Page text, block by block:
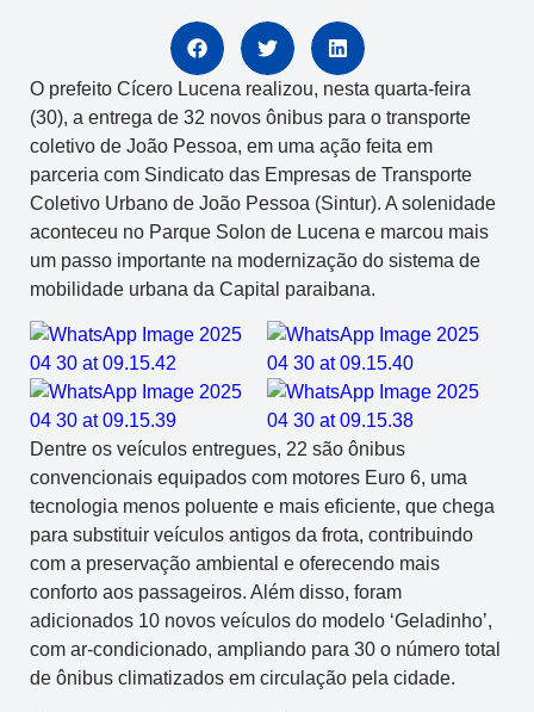
O prefeito Cícero Lucena realizou, nesta quarta-feira
(30), a entrega de 32 novos ônibus para o transporte
coletivo de João Pessoa, em uma ação feita em
parceria com Sindicato das Empresas de Transporte
Coletivo Urbano de João Pessoa (Sintur). A solenidade
aconteceu no Parque Solon de Lucena e marcou mais
um passo importante na modernização do sistema de
mobilidade urbana da Capital paraibana.
Dentre os veículos entregues, 22 são ônibus
convencionais equipados com motores Euro 6, uma
tecnologia menos poluente e mais eficiente, que chega
para substituir veículos antigos da frota, contribuindo
com a preservação ambiental e oferecendo mais
conforto aos passageiros. Além disso, foram
adicionados 10 novos veículos do modelo ‘Geladinho’,
com ar-condicionado, ampliando para 30 o número total
de ônibus climatizados em circulação pela cidade.